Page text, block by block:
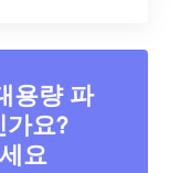
용량 파
가요?
요